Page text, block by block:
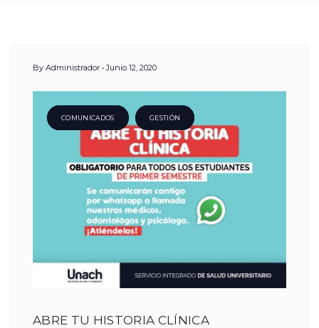
Day:
12
Junio,
2020
By Administrador Junio 12, 2020
COMUNICADOS GESTIÓN
ABRE TU HISTORIA CLÍNICA